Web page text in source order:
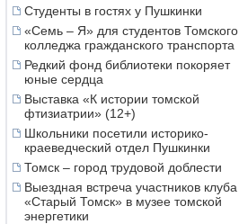
Студенты в гостях у Пушкинки
«Семь – Я» для студентов Томского
колледжа гражданского транспорта
Редкий фонд библиотеки покоряет
юные сердца
Выставка «К истории томской
фтизиатрии» (12+)
Школьники посетили историко-
краеведческий отдел Пушкинки
Томск – город трудовой доблести
Выездная встреча участников клуба
«Старый Томск» в музее томской
энергетики